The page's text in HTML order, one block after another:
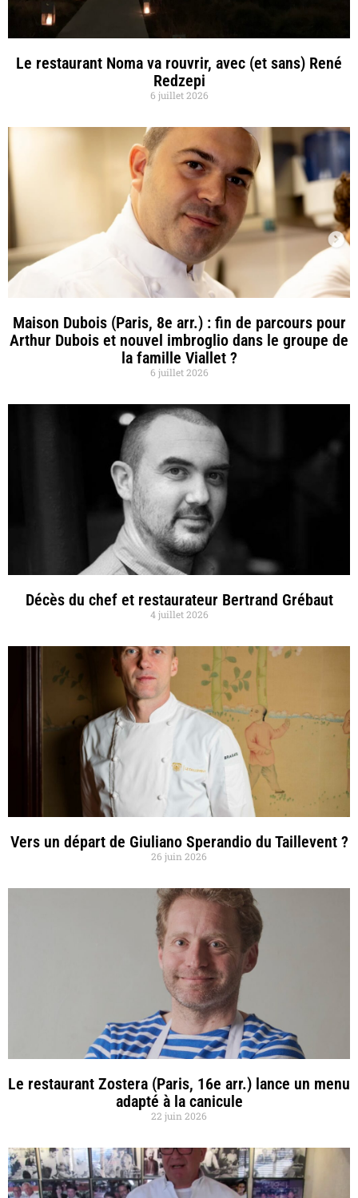
Le restaurant Noma va rouvrir, avec (et sans) René
Redzepi
6 juillet 2026
Maison Dubois (Paris, 8e arr.) : fin de parcours pour
Arthur Dubois et nouvel imbroglio dans le groupe de
la famille Viallet ?
6 juillet 2026
Décès du chef et restaurateur Bertrand Grébaut
4 juillet 2026
Vers un départ de Giuliano Sperandio du Taillevent ?
26 juin 2026
Le restaurant Zostera (Paris, 16e arr.) lance un menu
adapté à la canicule
22 juin 2026